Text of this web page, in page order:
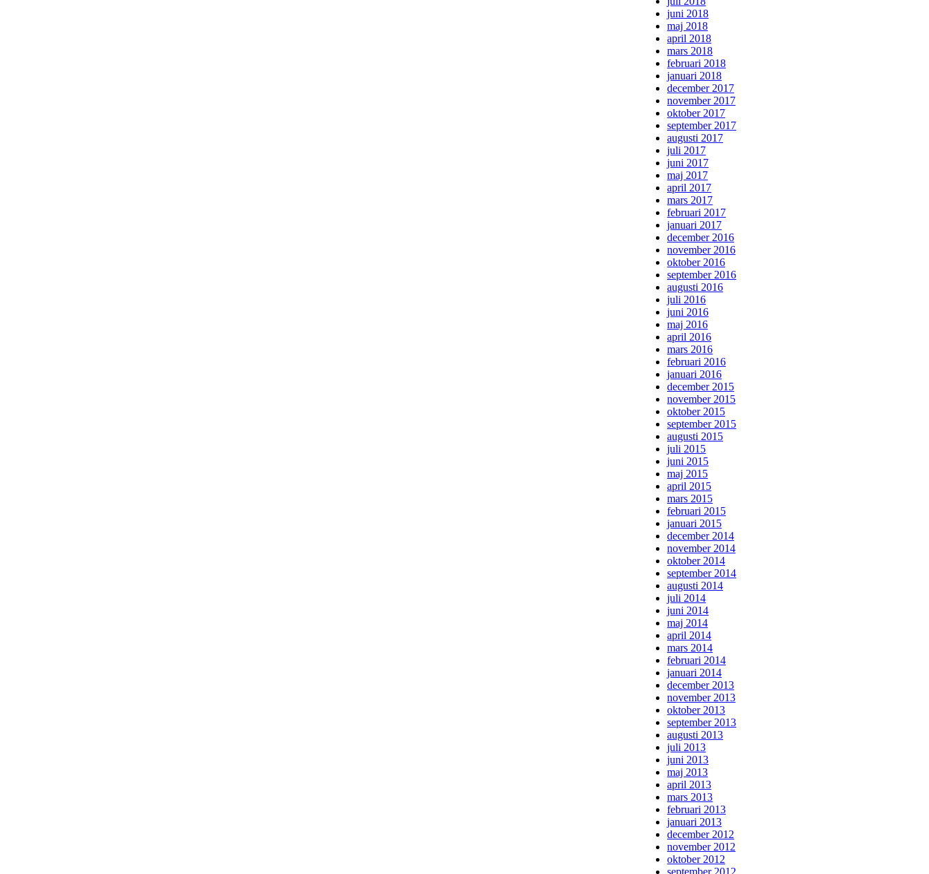
juni 2018
maj 2018
april 2018
mars 2018
februari 2018
januari 2018
december 2017
november 2017
oktober 2017
september 2017
augusti 2017
juli 2017
juni 2017
maj 2017
april 2017
mars 2017
februari 2017
januari 2017
december 2016
november 2016
oktober 2016
september 2016
augusti 2016
juli 2016
juni 2016
maj 2016
april 2016
mars 2016
februari 2016
januari 2016
december 2015
november 2015
oktober 2015
september 2015
augusti 2015
juli 2015
juni 2015
maj 2015
april 2015
mars 2015
februari 2015
januari 2015
december 2014
november 2014
oktober 2014
september 2014
augusti 2014
juli 2014
juni 2014
maj 2014
april 2014
mars 2014
februari 2014
januari 2014
december 2013
november 2013
oktober 2013
september 2013
augusti 2013
juli 2013
juni 2013
maj 2013
april 2013
mars 2013
februari 2013
januari 2013
december 2012
november 2012
oktober 2012
september 2012